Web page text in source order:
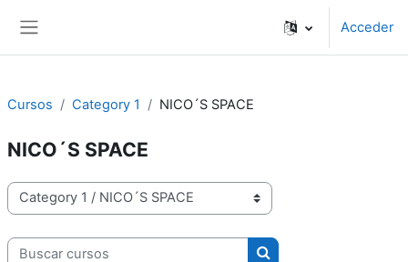
Acceder
Cursos Category 1 NICO´S SPACE
NICO´S SPACE
Categorías
Buscar cursos